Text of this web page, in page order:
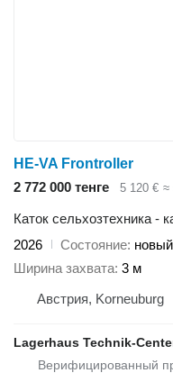
HE-VA Frontroller
2 772 000 тенге
5 120 € ≈
Каток сельхозтехника -
2026
Состояние новый
Ширина захвата 3 м
Австрия, Korneuburg
Lagerhaus Technik-